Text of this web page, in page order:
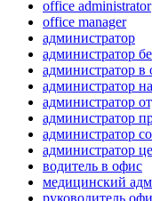
office administrator
office manager
администратор
администратор
администратор в
администратор
администратор
администратор
администратор
администратор
водитель в офис
медицинский
руководитель